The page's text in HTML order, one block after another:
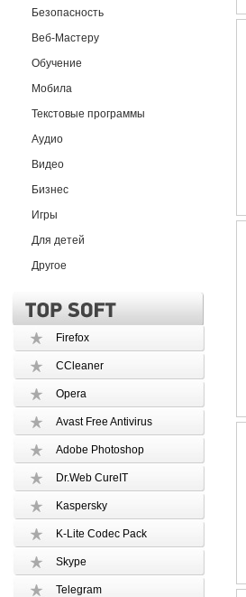
Безопасность
Веб-Мастеру
Обучение
Мобила
Текстовые программы
Аудио
Видео
Бизнес
Игры
Для детей
Другое
Firefox
CCleaner
Opera
Avast Free Antivirus
Adobe Photoshop
Dr.Web CureIT
Kaspersky
K-Lite Codec Pack
Skype
Telegram